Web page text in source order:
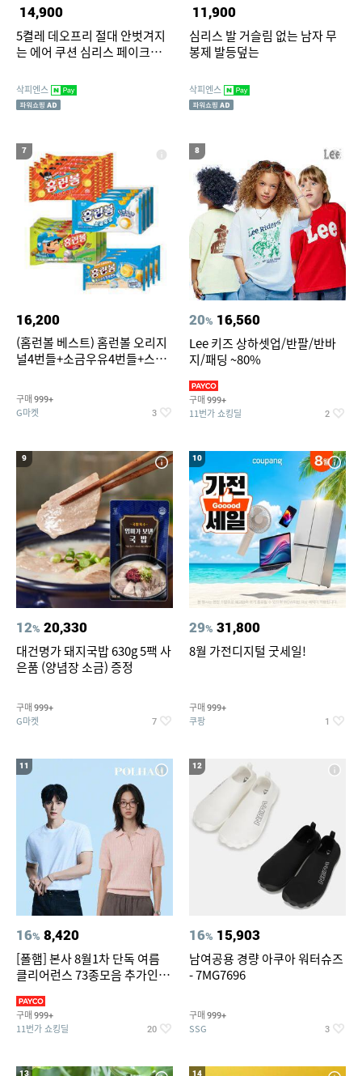
14,900
5켤레 데오프리 절대 안벗겨지
는 에어 쿠션 심리스 페이크삭스
삭피엔스
11,900
심리스 발 거슬림 없는 남자 무
봉제 발등덮는
삭피엔스
7
16,200
(홈런볼 베스트) 홈런볼 오리지
널4번들+소금우유4번들+스윗
콘맛4번들
구매 999+
G마켓 3
8
20% 16,560
Lee 키즈 상하셋업/반팔/반바
지/패딩 ~80%
구매 999+
11번가 쇼킹딜 2
9
12% 20,330
대건명가 돼지국밥 630g 5팩 사
은품 (양념장 소금) 증정
구매 999+
G마켓 7
10
29% 31,800
8월 가전디지털 굿세일!
구매 999+
쿠팡 1
11
16% 8,420
[폴햄] 본사 8월1차 단독 여름
클리어런스 73종모음 추가인하
구매 999+
11번가 쇼킹딜 20
12
16% 15,903
남여공용 경량 아쿠아 워터슈즈
- 7MG7696
구매 999+
SSG 3
13 14